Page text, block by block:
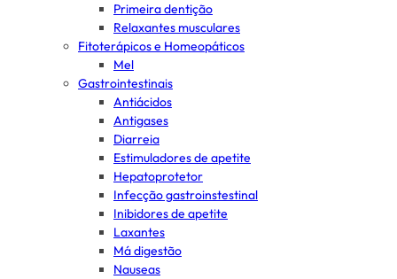
Primeira dentição
Relaxantes musculares
Fitoterápicos e Homeopáticos
Mel
Gastrointestinais
Antiácidos
Antigases
Diarreia
Estimuladores de apetite
Hepatoprotetor
Infecção gastroinstestinal
Inibidores de apetite
Laxantes
Má digestão
Nauseas